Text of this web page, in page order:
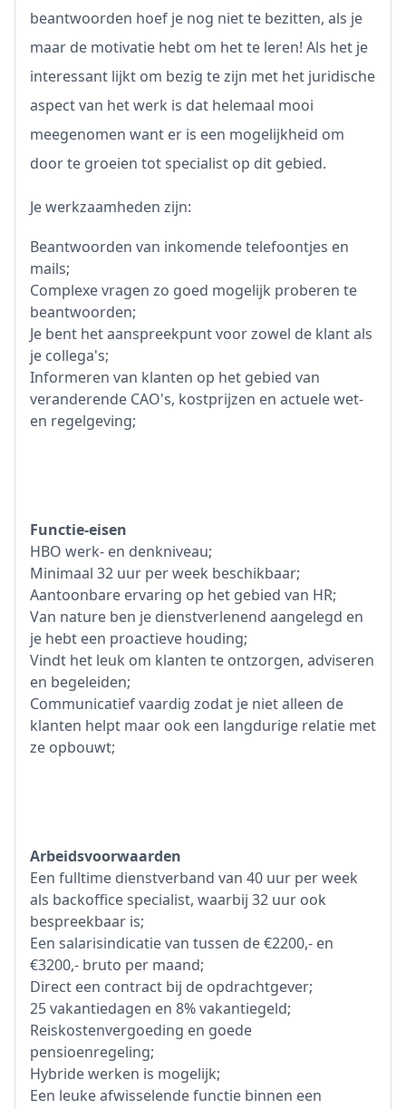
beantwoorden hoef je nog niet te bezitten, als je
maar de motivatie hebt om het te leren! Als het je
interessant lijkt om bezig te zijn met het juridische
aspect van het werk is dat helemaal mooi
meegenomen want er is een mogelijkheid om
door te groeien tot specialist op dit gebied.
Je werkzaamheden zijn:
Beantwoorden van inkomende telefoontjes en
mails;
Complexe vragen zo goed mogelijk proberen te
beantwoorden;
Je bent het aanspreekpunt voor zowel de klant als
je collega's;
Informeren van klanten op het gebied van
veranderende CAO's, kostprijzen en actuele wet-
en regelgeving;
Functie-eisen
HBO werk- en denkniveau;
Minimaal 32 uur per week beschikbaar;
Aantoonbare ervaring op het gebied van HR;
Van nature ben je dienstverlenend aangelegd en
je hebt een proactieve houding;
Vindt het leuk om klanten te ontzorgen, adviseren
en begeleiden;
Communicatief vaardig zodat je niet alleen de
klanten helpt maar ook een langdurige relatie met
ze opbouwt;
Arbeidsvoorwaarden
Een fulltime dienstverband van 40 uur per week
als backoffice specialist, waarbij 32 uur ook
bespreekbaar is;
Een salarisindicatie van tussen de €2200,- en
€3200,- bruto per maand;
Direct een contract bij de opdrachtgever;
25 vakantiedagen en 8% vakantiegeld;
Reiskostenvergoeding en goede
pensioenregeling;
Hybride werken is mogelijk;
Een leuke afwisselende functie binnen een